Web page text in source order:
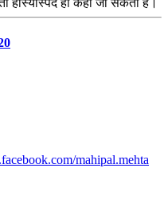
हास्यास्पद ही कही जा सकती है।
mahipal.mehta